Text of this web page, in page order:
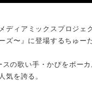
ディアミックスプロジェ
ズ〜』に登場するちゅー
の歌い手・かぴをボーカ
気を誇る。